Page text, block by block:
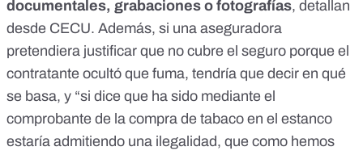
documentales, grabaciones o fotografías, detallan
desde CECU. Además, si una aseguradora
pretendiera justificar que no cubre el seguro porque el
contratante ocultó que fuma, tendría que decir en qué
se basa, y “si dice que ha sido mediante el
comprobante de la compra de tabaco en el estanco
estaría admitiendo una ilegalidad, que como hemos